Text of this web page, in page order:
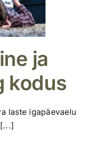
ja
kodus
laste igapäevaelu